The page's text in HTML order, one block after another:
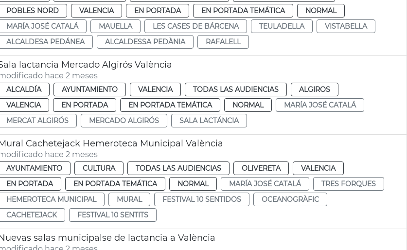
POBLES NORD
VALENCIA EN PORTADA EN PORTADA TEMÁTICA
NORMAL
MARÍA JOSÉ CATALÁ
MAUELLA LES CASES DE BÁRCENA TEULADELLA
VISTABELLA
ALCALDESA PEDÁNEA
ALCALDESSA PEDÀNIA RAFALELL
lactancia Mercado Algirós València
hace 2 meses
ALCALDÍA AYUNTAMIENTO VALENCIA TODAS LAS AUDIENCIAS
ALGIROS
VALENCIA
EN PORTADA EN PORTADA TEMÁTICA NORMAL
MARÍA JOSÉ CATALÁ
MERCAT ALGIRÓS
MERCADO ALGIRÓS SALA LACTÁNCIA
Cachetejack Hemeroteca Municipal València
hace 2 meses
AYUNTAMIENTO CULTURA TODAS LAS AUDIENCIAS OLIVERETA
VALENCIA
EN PORTADA
EN PORTADA TEMÁTICA NORMAL MARÍA JOSÉ CATALÁ
TRES FORQUES
HEMEROTECA MUNICIPAL
MURAL FESTIVAL 10 SENTIDOS
OCEANOGRÀFIC
CACHETEJACK
FESTIVAL 10 SENTITS
salas municipalse de lactancia a València